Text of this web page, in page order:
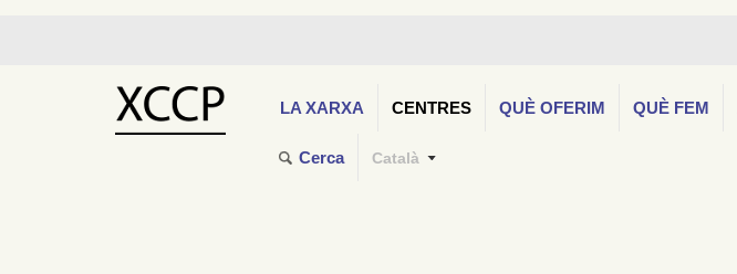
LA XARXA CENTRES QUÈ OFERIM QUÈ FEM
Cerca Català